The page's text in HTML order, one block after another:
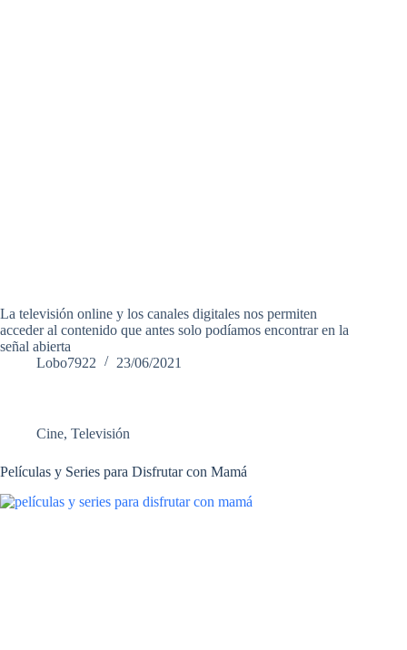
La televisión online y los canales digitales nos permiten
acceder al contenido que antes solo podíamos encontrar en la
señal abierta
Lobo7922
23/06/2021
Cine, Televisión
Películas y Series para Disfrutar con Mamá